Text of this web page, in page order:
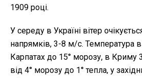
1909 році.
У середу в Україні вітер
напрямків, 3-8 м/с. Температура
Карпатах до 15° морозу, в Криму
від 4° морозу до 1° тепла, у